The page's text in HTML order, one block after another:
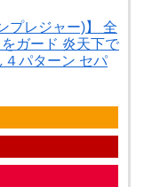
プレジャー)】 全
ガード 炎天下で
パターン セパ